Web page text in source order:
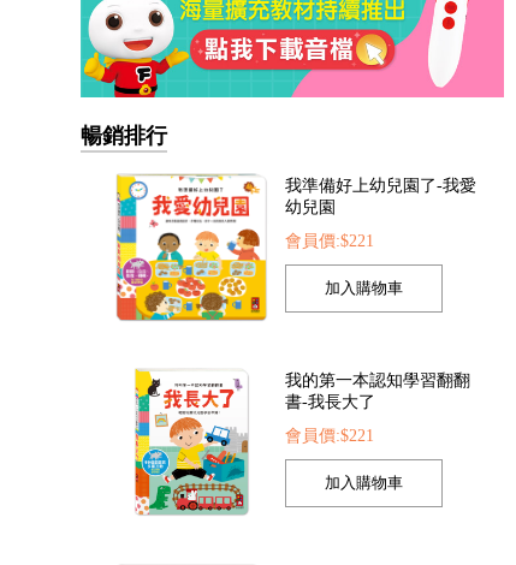
暢銷排行
我準備好上幼兒園了-我愛
幼兒園
會員價:$221
我的第一本認知學習翻翻
書-我長大了
會員價:$221